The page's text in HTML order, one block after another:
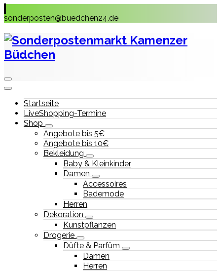
to
sonderposten@buedchen24.de
Startseite
LiveShopping-Termine
Shop
Angebote bis 5€
Angebote bis 10€
Bekleidung
Baby & Kleinkinder
Damen
Accessoires
Bademode
Herren
Dekoration
Kunstpflanzen
Drogerie
Düfte & Parfüm
Damen
Herren